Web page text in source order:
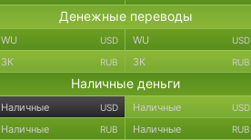
Денежные переводы
WU USD WU USD
ЗК RUB ЗК RUB
Наличные деньги
Наличные USD Наличные USD
Наличные RUB Наличные RUB